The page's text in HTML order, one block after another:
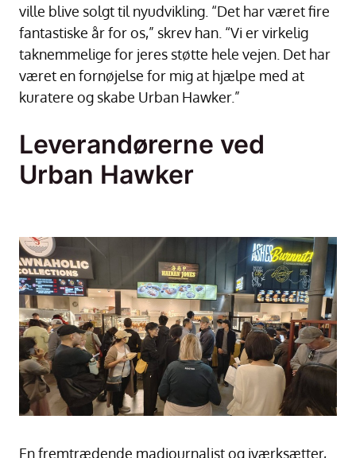
ville blive solgt til nyudvikling. “Det har været fire
fantastiske år for os,” skrev han. “Vi er virkelig
taknemmelige for jeres støtte hele vejen. Det har
været en fornøjelse for mig at hjælpe med at
kuratere og skabe Urban Hawker.”
Leverandørerne ved
Urban Hawker
En fremtrædende madjournalist og iværksætter,